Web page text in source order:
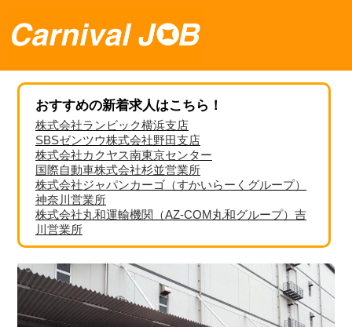
おすすめの新着求人はこちら！
株式会社ランビック横浜支店
SBSゼンツウ株式会社野田支店
株式会社カクヤス南東京センター
国際自動車株式会社杉並営業所
株式会社ジャパンカーゴ（すかいらーくグループ）
神奈川営業所
株式会社丸和運輸機関（AZ-COM丸和グループ）吉
川営業所